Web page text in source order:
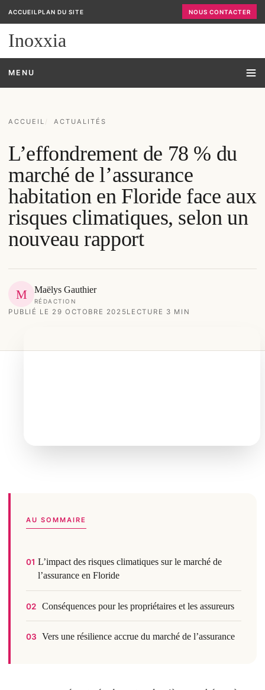
ACCUEIL PLAN DU SITE NOUS CONTACTER
Inoxxia
MENU
ACCUEIL ACTUALITÉS
L’effondrement de 78 % du
marché de l’assurance
habitation en Floride face aux
risques climatiques, selon un
nouveau rapport
M Maëlys Gauthier
RÉDACTION
PUBLIÉ LE 29 OCTOBRE 2025LECTURE 3 MIN
AU SOMMAIRE
01 L’impact des risques climatiques sur le marché de
l’assurance en Floride
02 Conséquences pour les propriétaires et les assureurs
03 Vers une résilience accrue du marché de l’assurance